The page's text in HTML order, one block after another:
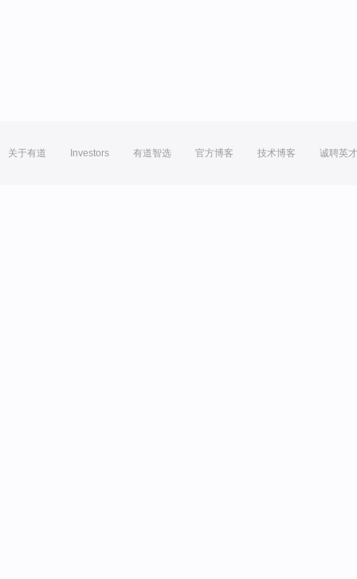
关于有道 Investors 有道智选 官方博客 技术博客 诚聘英才